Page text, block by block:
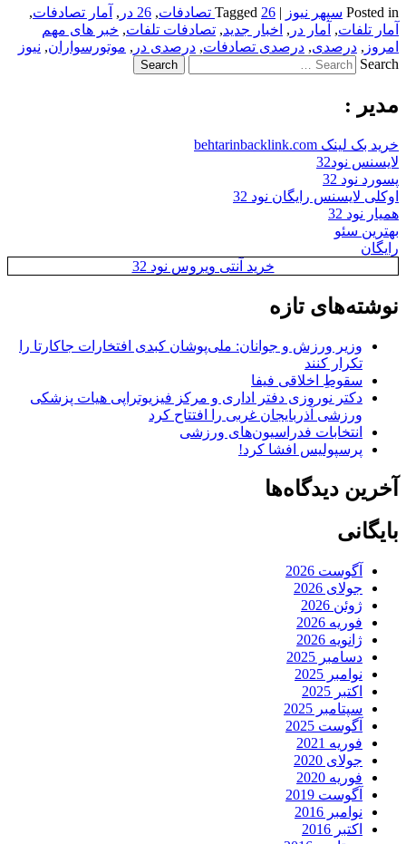
Posted in سپهر نیوز |
Tagged 26 تصادفات , 26 در , آمار تصادفات,
آمار تلفات, آمار در , اخبار جدید, تصادفات تلفات, خبر های مهم
امروز , درصدی, درصدی تصادفات, درصدی در , موتورسواران, نیوز
Search
مدیر :
خرید بک لینک behtarinbacklink.com
لایسنس نود32
پسورد نود 32
اوکلی لایسنس رایگان نود 32
همیار نود 32
بهترین سئو
رایگان
خرید آنتی ویروس نود 32
نوشته‌های تازه
وزیر ورزش و جوانان: ملی‌پوشان کبدی افتخارات جاکارتا را
تکرار کنند
سقوطِ اخلاقی فیفا
دکتر نوروزی دفتر اداری و مرکز فیزیوتراپی هیات پزشکی
ورزشی آذربایجان غربی را افتتاح کرد
انتخابات فدراسیون‌های ورزشی
پرسپولیس افشا کرد!
آخرین دیدگاه‌ها
بایگانی
آگوست 2026
جولای 2026
ژوئن 2026
فوریه 2026
ژانویه 2026
دسامبر 2025
نوامبر 2025
اکتبر 2025
سپتامبر 2025
آگوست 2025
فوریه 2021
جولای 2020
فوریه 2020
آگوست 2019
نوامبر 2016
اکتبر 2016